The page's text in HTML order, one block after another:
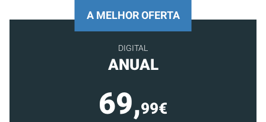
A MELHOR OFERTA
DIGITAL
ANUAL
69,99€